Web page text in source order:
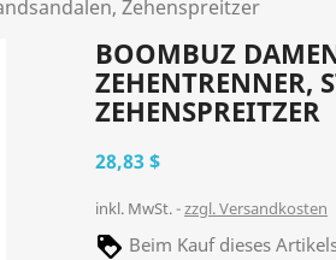
Zehenspreitzer
BOOMBUZ
ZEHENTRENNER,
ZEHENSPREITZER
28,83 $
inkl. MwSt. zzgl. Versandkosten
Beim Kauf dieses